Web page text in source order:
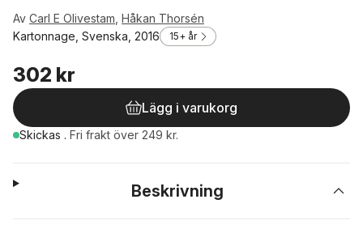
Av Carl E Olivestam Håkan Thorsén
Kartonnage, Svenska, 2016
15+ år
302 kr
Lägg i varukorg
Skickas . Fri frakt över 249 kr.
Beskrivning